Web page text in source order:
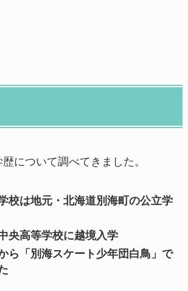
について調べてきました。
校は地元・北海道別海町の公立学
央高等学校に越境入学
ら「別海スケート少年団白鳥」で